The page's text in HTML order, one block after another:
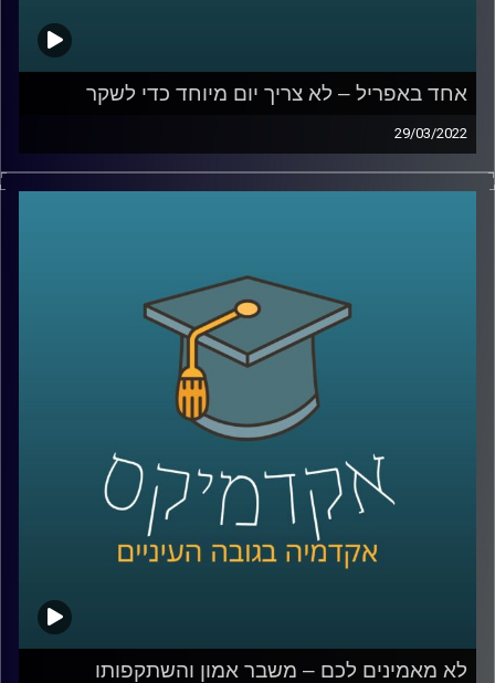
אחד באפריל – לא צריך יום מיוחד כדי לשקר
29/03/2022
השבוע מצויין האחד באפריל, April fools או יום הכזבים
הבינלאומי. אבל מסתבר שלא צריך יום מיוחד כדי לשקר ורובנו
אז למה אנחנו משקרים ומאיזה שקרים אפילו לא כדאי
שנמנע? האזינו לשיחה שקיימתי עם ד"ר דאפי קוניס, מרצת
הקורס "שיפוטים מוסריים, יושר ורמאות".
לשיחה בנושא מדוע צרת רבים היא חצי נחמה –
קרדיט תמונות:AudioVersity
לא מאמינים לכם – משבר אמון והשתקפותו